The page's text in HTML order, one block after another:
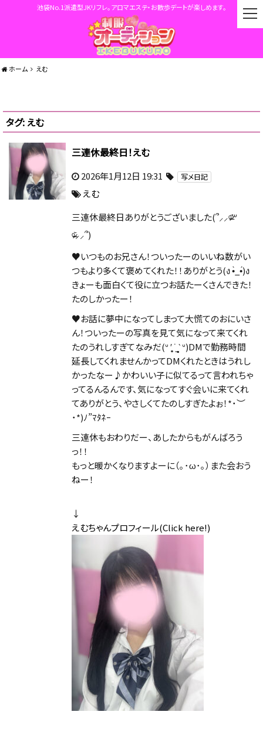
池袋No.1派遣型JKリフレ。アロマエステ・お散歩デートが楽しめます。
ホーム えむ
タグ: えむ
三連休最終日！えむ
2026年1月12日 19:31 写メ日記
えむ
三連休最終日ありがとうございました(՞⸝⸝ᵒ̴̶̷᷄꒳
ᵒ̴̶̷᷅⸝⸝՞)
♥いつものお兄さん！ついったーのいいね数がい
つもより多くて褒めてくれた！！ありがとう(ง •̀_•́)ง
きょーも面白くて役に立つお話たーくさんできた！
たのしかったー！
♥お話に夢中になってしまって大慌てのおにいさ
ん！ついったーの写真を見て気になって来てくれ
たのうれしすぎてなみだ(ᐡ ′̥̥̥ ˙̫ ‵̥̥̥ ᐡ)DMで勤務時間
延長してくれませんかってDMくれたときはうれし
かったなー♪かわいい子に似てるって言われちゃ
ってるんるんです、気になってすぐ会いに来てくれ
てありがとう、やさしくてたのしすぎたよぉ！*˙︶
˙*)ﾉ”ﾏﾀﾈｰ
三連休もおわりだー、あしたからもがんばろう
っ！！
もっと暖かくなりますよーに（｡･ω･｡）また会おう
ねー！
↓
えむちゃんプロフィール(Click here!)
t
o
v